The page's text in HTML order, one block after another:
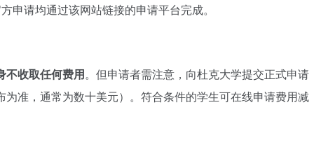
申请均通过该网站链接的申请平台完成。
不收取任何费用。但申请者需注意，向杜克大学提交正式申请
为准，通常为数十美元）。符合条件的学生可在线申请费用减